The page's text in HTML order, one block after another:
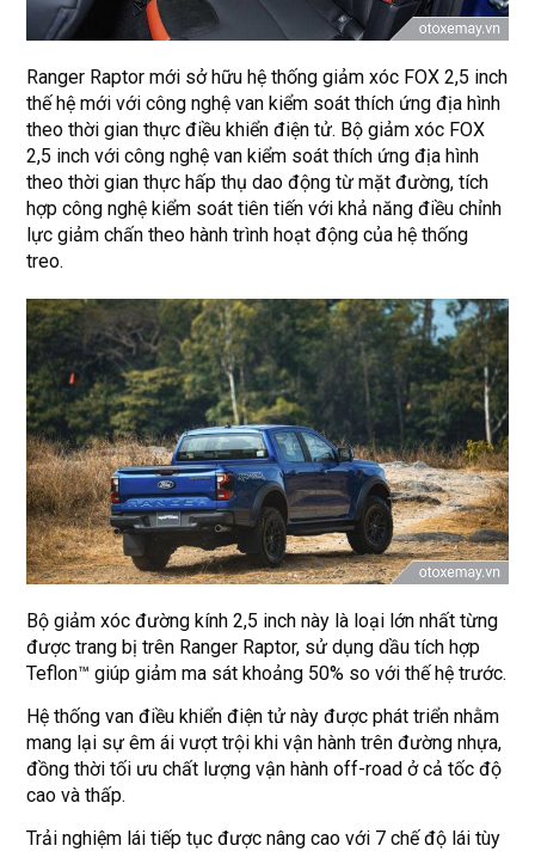
Ranger Raptor mới sở hữu hệ thống giảm xóc FOX 2,5 inch
thế hệ mới với công nghệ van kiểm soát thích ứng địa hình
theo thời gian thực điều khiển điện tử. Bộ giảm xóc FOX
2,5 inch với công nghệ van kiểm soát thích ứng địa hình
theo thời gian thực hấp thụ dao động từ mặt đường, tích
hợp công nghệ kiểm soát tiên tiến với khả năng điều chỉnh
lực giảm chấn theo hành trình hoạt động của hệ thống
treo.
Bộ giảm xóc đường kính 2,5 inch này là loại lớn nhất từng
được trang bị trên Ranger Raptor, sử dụng dầu tích hợp
Teflon™ giúp giảm ma sát khoảng 50% so với thế hệ trước.
Hệ thống van điều khiển điện tử này được phát triển nhằm
mang lại sự êm ái vượt trội khi vận hành trên đường nhựa,
đồng thời tối ưu chất lượng vận hành off-road ở cả tốc độ
cao và thấp.
Trải nghiệm lái tiếp tục được nâng cao với 7 chế độ lái tùy